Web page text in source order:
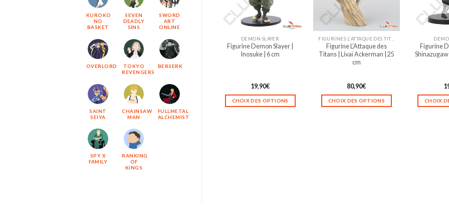
KUROKO
NO
BASKET
SEVEN
DEADLY
SINS
SWORD
ART
ONLINE
OVERLORD
TOKYO
REVENGERS
BERSERK
SAINT
SEIYA
CHAINSAW
MAN
FULLMETAL
ALCHEMIST
SPY X
FAMILY
RANKING
OF
KINGS
être
choisies
la
page
être
choisies
sur
la
page
du
DEMON SLAYER
Figurine Demon Slayer |
Inosuke | 6 cm
19,90€
CHOIX DES OPTIONS
FIGURINES L'ATTAQUE DES TITANS
Figurine L’Attaque des
Titans | Livaï Ackerman | 25
cm
80,90€
CHOIX DES OPTIONS
Figurine
CHOIX